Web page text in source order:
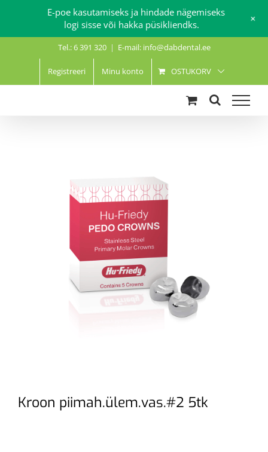
Tel.: 6 391 320 | E-mail: info@dabdental.ee
Registreeri Minu konto OSTUKORV
Kroon piimah.ülem.vas.#2 5tk
E-poe kasutamiseks ja hindade nägemiseks
logi sisse või hakka püsikliendks.
+